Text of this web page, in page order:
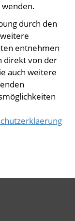
wenden.
durch den
entnehmen
direkt von der
auch weitere